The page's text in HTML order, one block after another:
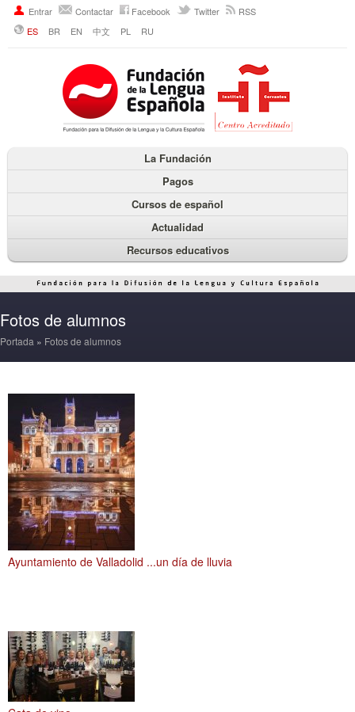
Entrar Contactar Facebook Twitter
RSS
ES
BR EN 中文 PL RU
La Fundación
Pagos
Cursos de español
Actualidad
Recursos educativos
Fotos de alumnos
Portada » Fotos de alumnos
Ayuntamiento de Valladolid ...un día de lluvia